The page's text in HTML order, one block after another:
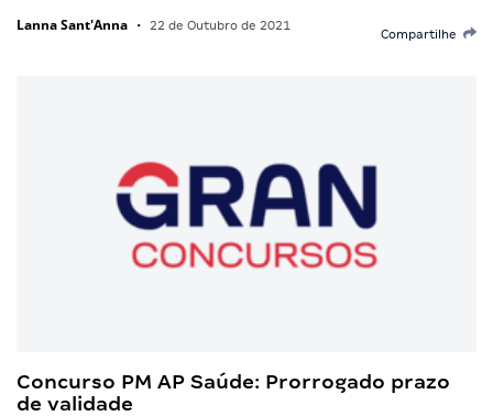
Lanna Sant'Anna • 22 de Outubro de 2021
Compartilhe
Concurso PM AP Saúde: Prorrogado prazo
de validade